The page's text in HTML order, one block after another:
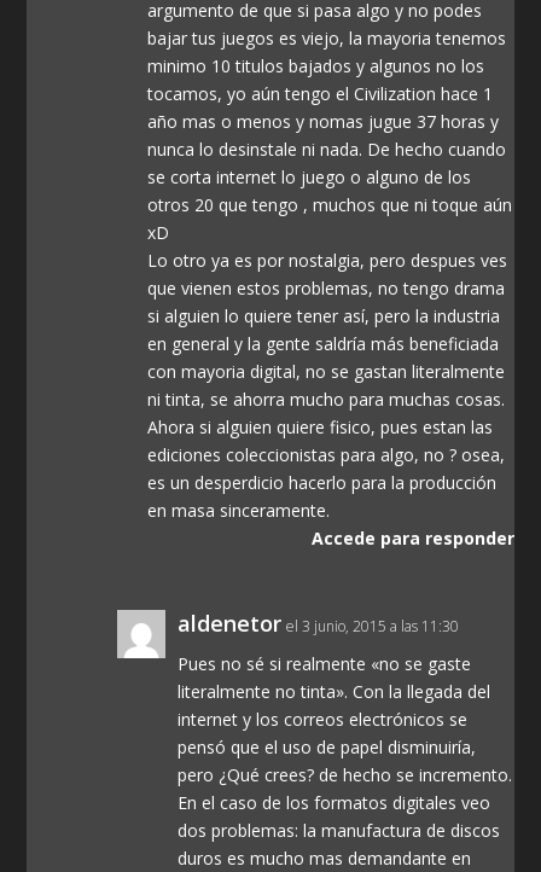
argumento de que si pasa algo y no podes
bajar tus juegos es viejo, la mayoria tenemos
minimo 10 titulos bajados y algunos no los
tocamos, yo aún tengo el Civilization hace 1
año mas o menos y nomas jugue 37 horas y
nunca lo desinstale ni nada. De hecho cuando
se corta internet lo juego o alguno de los
otros 20 que tengo , muchos que ni toque aún
xD
Lo otro ya es por nostalgia, pero despues ves
que vienen estos problemas, no tengo drama
si alguien lo quiere tener así, pero la industria
en general y la gente saldría más beneficiada
con mayoria digital, no se gastan literalmente
ni tinta, se ahorra mucho para muchas cosas.
Ahora si alguien quiere fisico, pues estan las
ediciones coleccionistas para algo, no ? osea,
es un desperdicio hacerlo para la producción
en masa sinceramente.
Accede para responder
aldenetor el 3 junio, 2015 a las 11:30
Pues no sé si realmente «no se gaste
literalmente no tinta». Con la llegada del
internet y los correos electrónicos se
pensó que el uso de papel disminuiría,
pero ¿Qué crees? de hecho se incremento.
En el caso de los formatos digitales veo
dos problemas: la manufactura de discos
duros es mucho mas demandante en